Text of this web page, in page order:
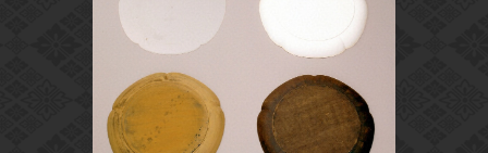
カテゴリで見る
媒体資料・関連記事等
博物館、美術館の皆さまへ
文化庁よりご挨拶